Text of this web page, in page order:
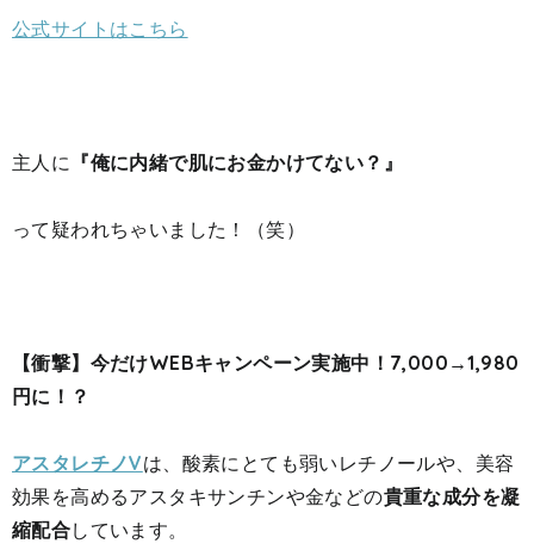
公式サイトはこちら
主人に 『俺に内緒で肌にお金かけてない？』
って疑われちゃいました！（笑）
【衝撃】今だけWEBキャンペーン実施中！7,000→1,980
円に！？
アスタレチノVは、酸素にとても弱いレチノールや、美容
効果を高めるアスタキサンチンや金などの貴重な成分を凝
縮配合しています。